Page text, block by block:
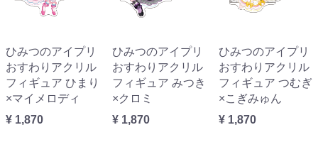
ひみつのアイプリ
おすわりアクリル
フィギュア ひまり
×マイメロディ
¥ 1,870
ひみつのアイプリ
おすわりアクリル
フィギュア みつき
×クロミ
¥ 1,870
ひみつのアイプリ
おすわりアクリル
フィギュア つむぎ
×こぎみゅん
¥ 1,870